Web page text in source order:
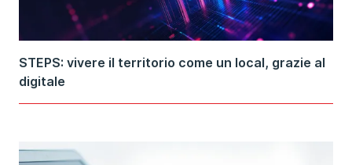
STEPS: vivere il territorio come un local, grazie al
digitale